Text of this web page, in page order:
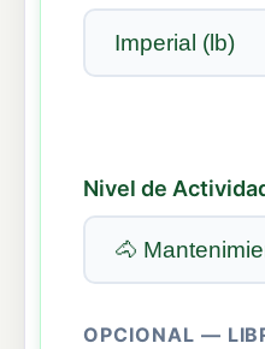
Nivel de
OPCIONAL —